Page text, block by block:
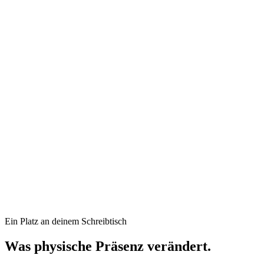
Ein Platz an deinem Schreibtisch
Was physische Präsenz verändert.